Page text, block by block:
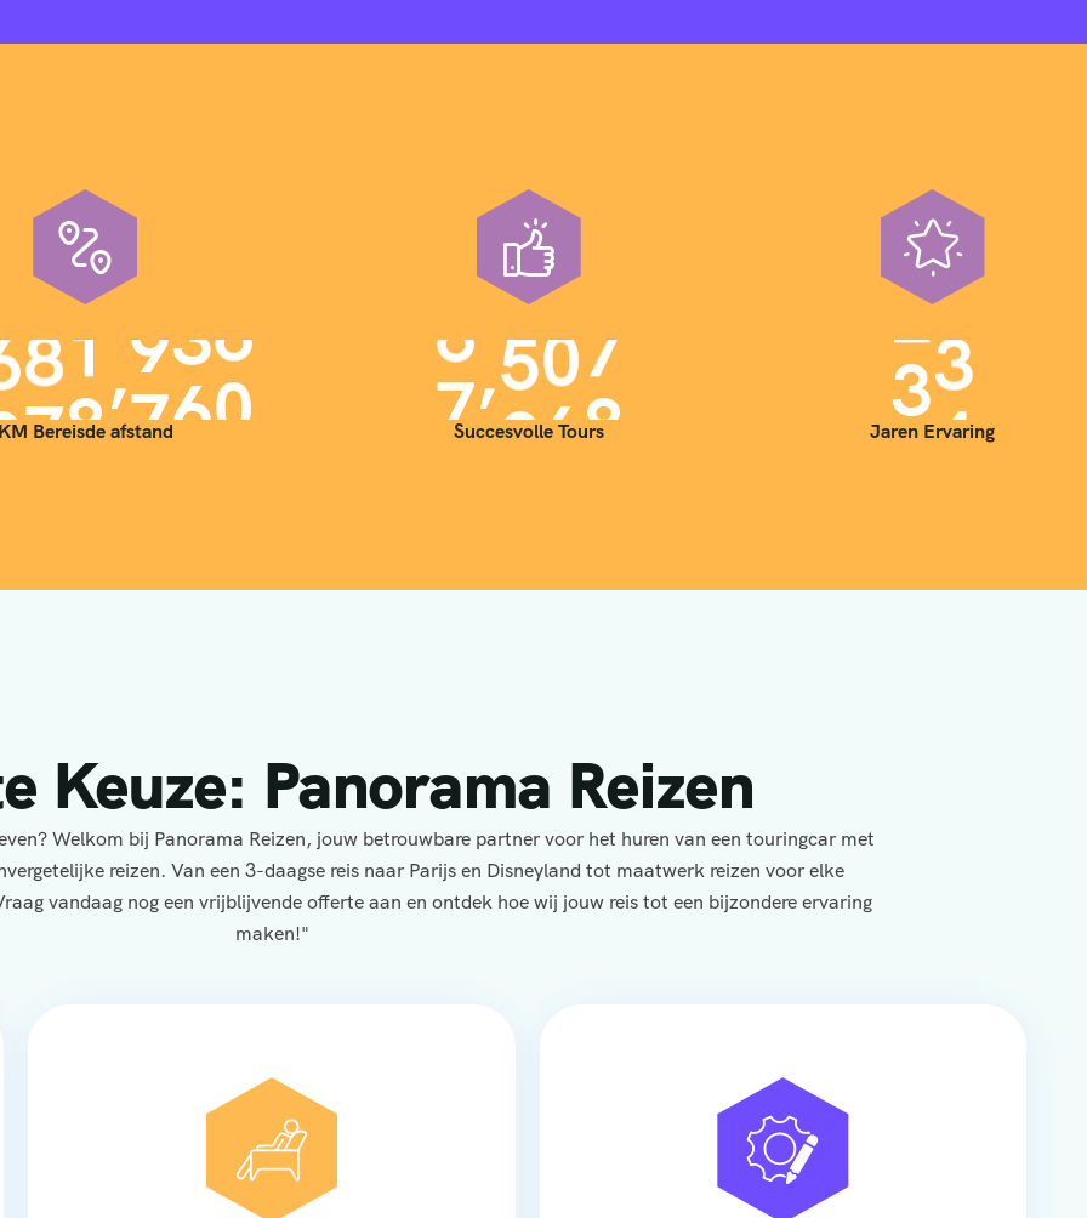
00,000
KM Bereisde afstand
7,000
Succesvolle Tours
35
Jaren Ervaring
Keuze: Panorama Reizen
Welkom bij Panorama Reizen, jouw betrouwbare partner voor het huren van een touringcar met
reizen. Van een 3-daagse reis naar Parijs en Disneyland tot maatwerk reizen voor elke
vandaag nog een vrijblijvende offerte aan en ontdek hoe wij jouw reis tot een bijzondere ervaring
maken!"